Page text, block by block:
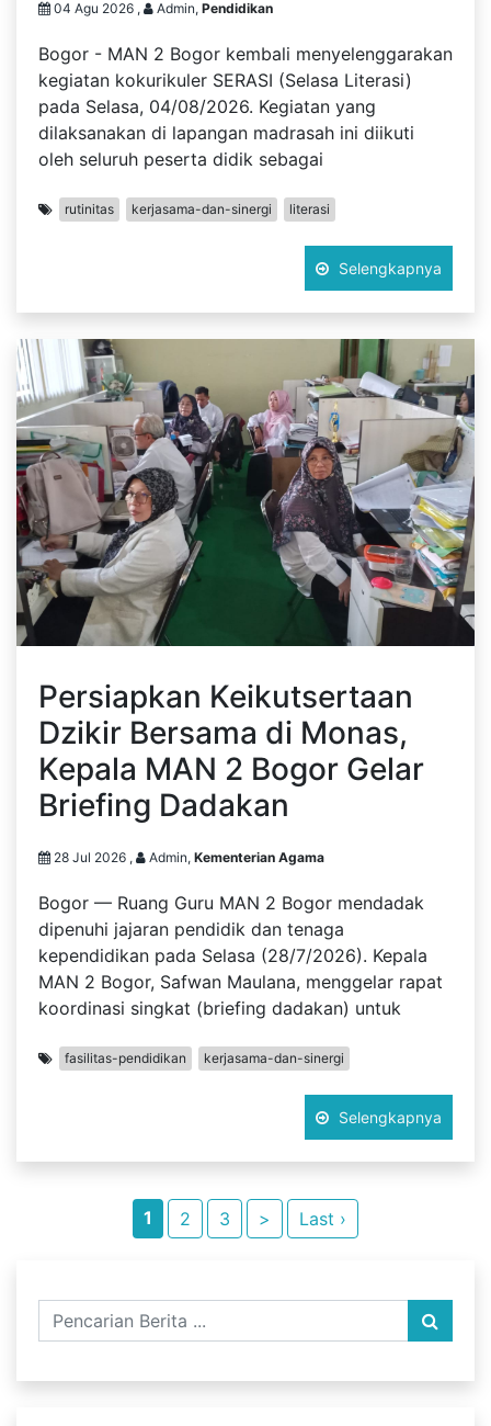
04 Agu 2026 , Admin, Pendidikan
Bogor - MAN 2 Bogor kembali menyelenggarakan
kegiatan kokurikuler SERASI (Selasa Literasi)
pada Selasa, 04/08/2026. Kegiatan yang
dilaksanakan di lapangan madrasah ini diikuti
oleh seluruh peserta didik sebagai
rutinitas kerjasama-dan-sinergi literasi
Selengkapnya
Persiapkan Keikutsertaan
Dzikir Bersama di Monas,
Kepala MAN 2 Bogor Gelar
Briefing Dadakan
28 Jul 2026 , Admin, Kementerian Agama
Bogor — Ruang Guru MAN 2 Bogor mendadak
dipenuhi jajaran pendidik dan tenaga
kependidikan pada Selasa (28/7/2026). Kepala
MAN 2 Bogor, Safwan Maulana, menggelar rapat
koordinasi singkat (briefing dadakan) untuk
fasilitas-pendidikan kerjasama-dan-sinergi
Selengkapnya
1 2 3 > Last ›